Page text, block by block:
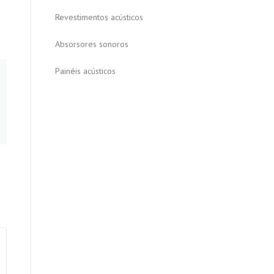
Revestimentos acústicos
Absorsores sonoros
Painéis acústicos